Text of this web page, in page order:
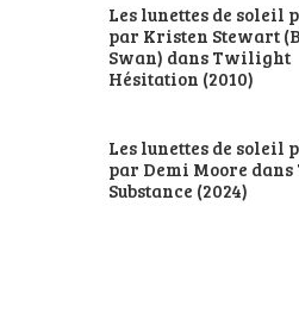
Les lunettes de soleil
par Kristen Stewart
Swan) dans Twilight
Hésitation (2010)
Les lunettes de soleil
par Demi Moore dans
Substance (2024)